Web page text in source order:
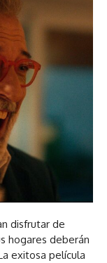
disfrutar de
hogares deberán
exitosa película